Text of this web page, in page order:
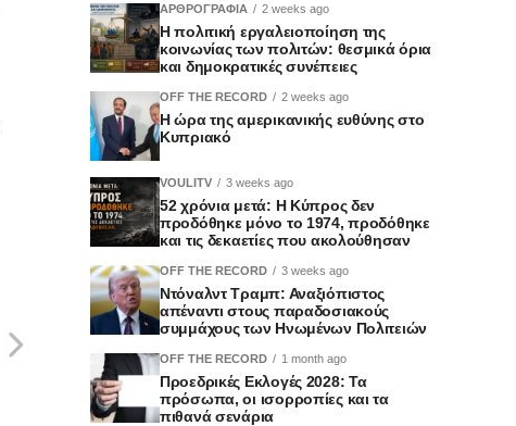
ΑΡΘΡΟΓΡΑΦΙΑ 2 weeks ago
Η πολιτική εργαλειοποίηση της
κοινωνίας των πολιτών: θεσμικά όρια
και δημοκρατικές συνέπειες
OFF THE RECORD 2 weeks ago
Η ώρα της αμερικανικής ευθύνης στο
Κυπριακό
VOULITV 3 weeks ago
52 χρόνια μετά: Η Κύπρος δεν
προδόθηκε μόνο το 1974, προδόθηκε
και τις δεκαετίες που ακολούθησαν
OFF THE RECORD 3 weeks ago
Ντόναλντ Τραμπ: Αναξιόπιστος
απέναντι στους παραδοσιακούς
συμμάχους των Ηνωμένων Πολιτειών
OFF THE RECORD 1 month ago
Προεδρικές Εκλογές 2028: Τα
πρόσωπα, οι ισορροπίες και τα
πιθανά σενάρια